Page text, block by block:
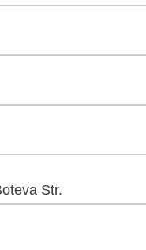
Str.